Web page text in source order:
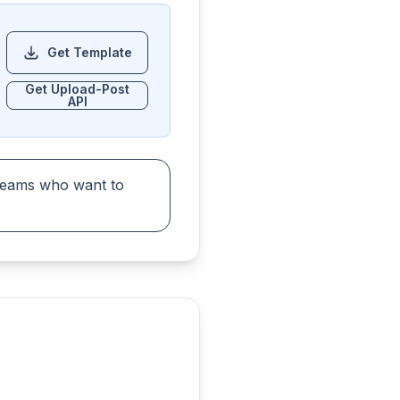
Get Template
Get Upload-Post
API
who want to